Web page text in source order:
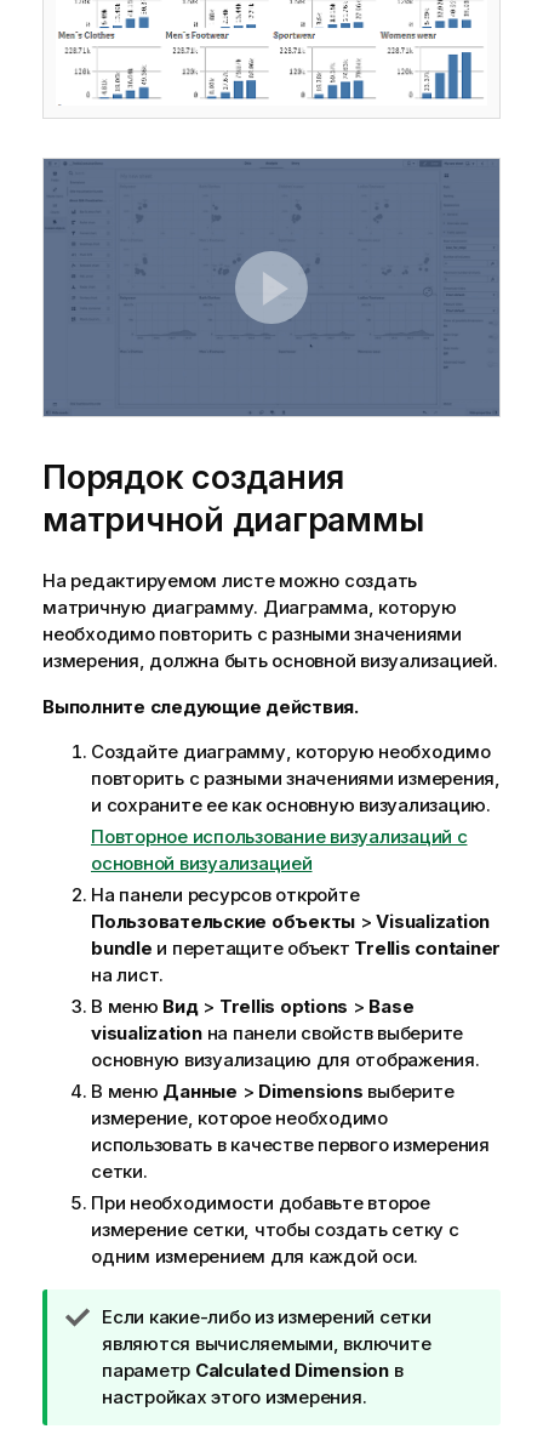
Порядок создания
матричной диаграммы
На редактируемом листе можно создать
матричную диаграмму. Диаграмма, которую
необходимо повторить с разными значениями
измерения, должна быть основной визуализацией.
Выполните следующие действия.
Создайте диаграмму, которую необходимо
повторить с разными значениями измерения,
и сохраните ее как основную визуализацию.
Повторное использование визуализаций с
основной визуализацией
На панели ресурсов откройте
Пользовательские объекты >Visualization
bundle и перетащите объект Trellis container
на лист.
В меню Вид> Trellis options > Base
visualizationна панели свойств выберите
основную визуализацию для отображения.
В меню Данные > Dimensions выберите
измерение, которое необходимо
использовать в качестве первого измерения
сетки.
При необходимости добавьте второе
измерение сетки, чтобы создать сетку с
одним измерением для каждой оси.
П
р
и
м
Если какие-либо из измерений сетки
являются вычисляемыми, включите
параметр Calculated Dimensionв
настройках этого измерения.